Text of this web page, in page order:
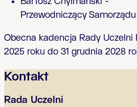
Przewodniczący
Obecna kadencja Rady Uczelni
2025 roku do 31 grudnia 2028
Kontakt
Rada Uczelni